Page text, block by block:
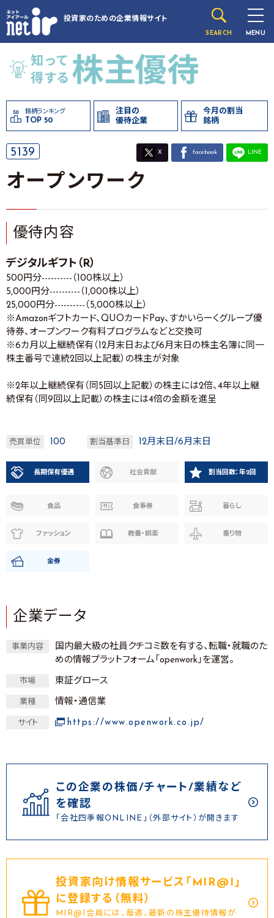
投資家のための企業情報サイト
SEARCH MENU
銘柄ランキング
TOP 50
注目の
優待企業
今月の割当
銘柄
5139 X facebook LINE
オープンワーク
優待内容
デジタルギフト（R）
500円分----------（100株以上）
5,000円分----------（1,000株以上）
25,000円分----------（5,000株以上）
※Amazonギフトカード、QUOカードPay、すかいらーくグループ優
待券、オープンワーク有料プログラムなどと交換可
※6カ月以上継続保有（12月末日および6月末日の株主名簿に同一
株主番号で連続2回以上記載）の株主が対象
※2年以上継続保有（同5回以上記載）の株主には2倍、4年以上継
続保有（同9回以上記載）の株主には4倍の金額を進呈
売買単位 100 割当基準日 12月末日/6月末日
長期保有優遇 社会貢献 割当回数：年2回
食品 食事券 暮らし
ファッション 教養・娯楽 乗り物
金券
企業データ
事業内容
国内最大級の社員クチコミ数を有する、転職・就職のた
めの情報プラットフォーム「openwork」を運営。
市場 東証グロース
業種 情報・通信業
サイト https://www.openwork.co.jp/
この企業の株価/チャート/業績など
を確認
「会社四季報ONLINE」（外部サイト）が開きます
投資家向け情報サービス｢MIR@I｣
に登録する（無料）
MIR@I会員には、毎週、最新の株主優待情報が